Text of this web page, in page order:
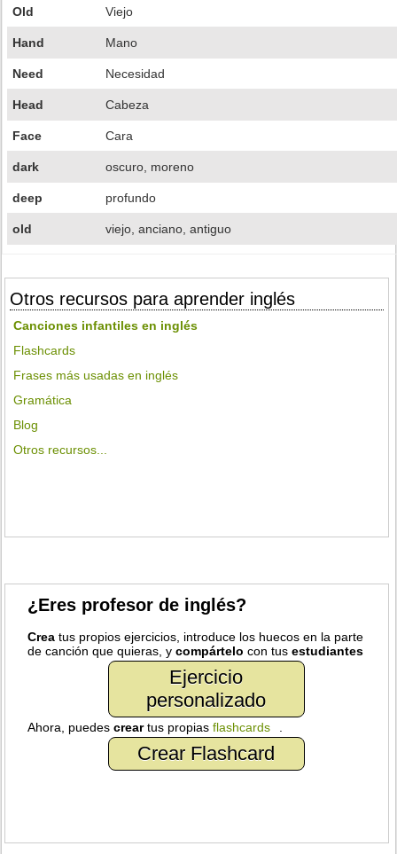
Old Viejo
Hand Mano
Need Necesidad
Head Cabeza
Face Cara
dark oscuro, moreno
deep profundo
old viejo, anciano, antiguo
Otros recursos para aprender inglés
Canciones infantiles en inglés
Flashcards
Frases más usadas en inglés
Gramática
Blog
Otros recursos...
¿Eres profesor de inglés?
Crea tus propios ejercicios, introduce los huecos en la parte
de canción que quieras, ycompártelo con tusestudiantes
Ejercicio
personalizado
Ahora, puedescreartus propiasflashcards
Crear Flashcard